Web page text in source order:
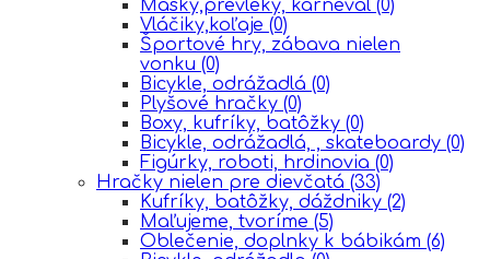
Masky,prevleky, karneval (0)
Vláčiky,koľaje (0)
Športové hry, zábava nielen
vonku (0)
Bicykle, odrážadlá (0)
Plyšové hračky (0)
Boxy, kufríky, batôžky (0)
Bicykle, odrážadlá, , skateboardy (0)
Figúrky, roboti, hrdinovia (0)
Hračky nielen pre dievčatá (33)
Kufríky, batôžky, dáždniky (2)
Maľujeme, tvoríme (5)
Oblečenie, doplnky k bábikám (6)